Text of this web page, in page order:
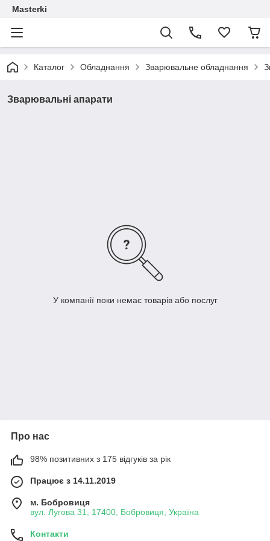
Masterki
Каталог Обладнання Зварювальне обладнання
Зварювальні апарати
У компанії поки немає товарів або послуг
Про нас
98% позитивних з 175 відгуків за рік
Працює з 14.11.2019
м. Бобровиця
вул. Лугова 31, 17400, Бобровиця, Україна
Контакти